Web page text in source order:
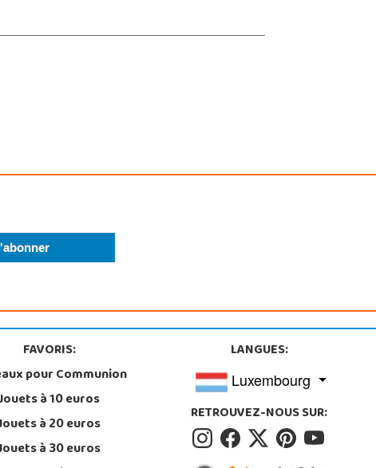
FAVORIS:
pour Communion
à 10 euros
à 20 euros
à 30 euros
LANGUES:
Luxembourg
RETROUVEZ-NOUS SUR: